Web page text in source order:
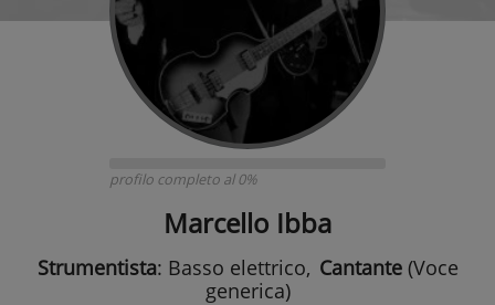
profilo completo al 0%
Marcello Ibba
Strumentista: Basso elettrico, Cantante(Voce
generica)